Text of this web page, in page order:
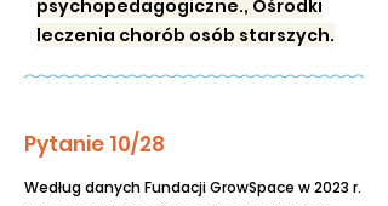
psychopedagogiczne., Ośrodki
leczenia chorób osób starszych.
Pytanie 10/28
Według danych Fundacji GrowSpace w 2023 r.